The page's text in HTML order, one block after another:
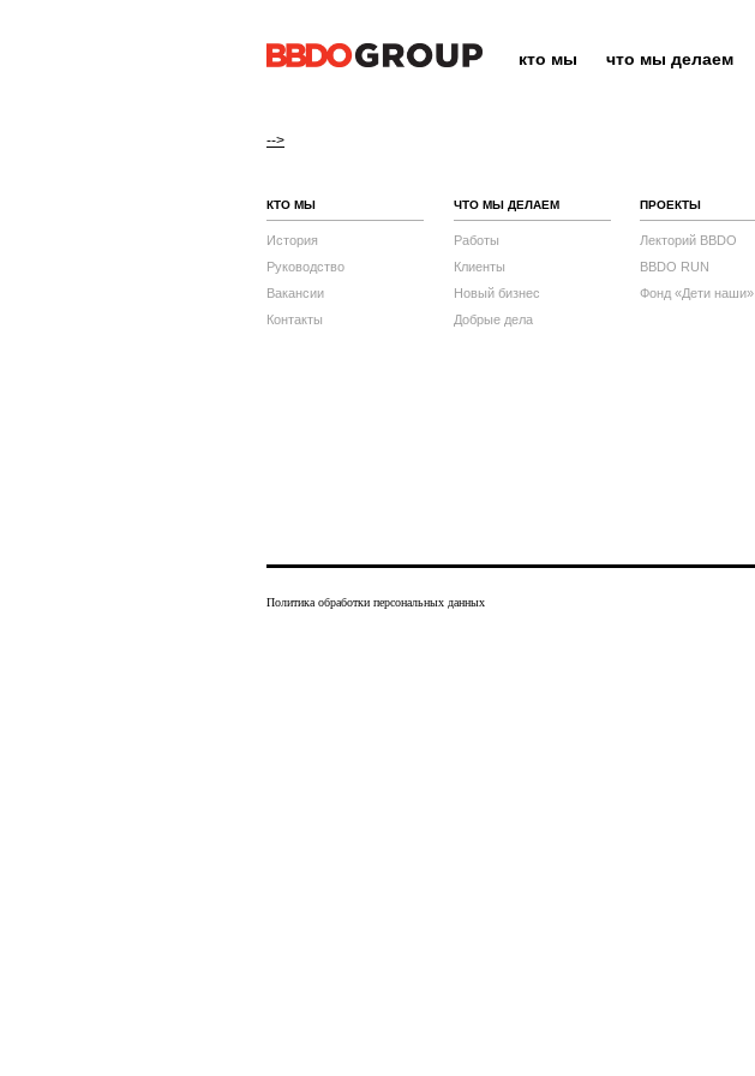
кто мы что мы делаем
-->
КТО МЫ
История
Руководство
Вакансии
Контакты
ЧТО МЫ ДЕЛАЕМ
Работы
Клиенты
Новый бизнес
Добрые дела
ПРОЕКТЫ
Лекторий BBDO
BBDO RUN
Фонд «Дети наши»
Политика обработки персональных данных